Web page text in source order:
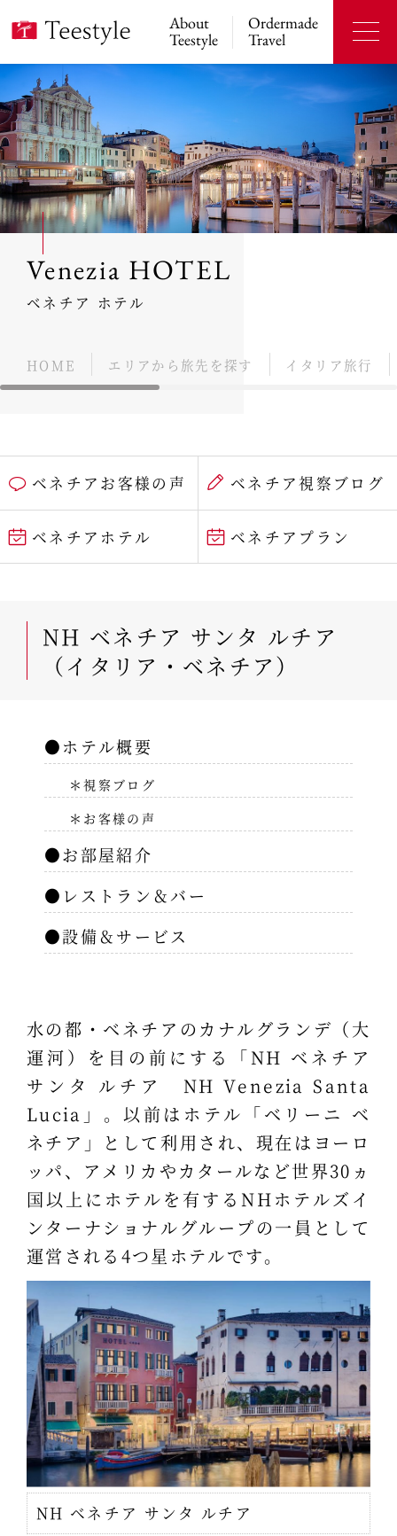
About
Teestyle
Ordermade
Travel
Venezia HOTEL
ベネチア ホテル
HOME エリアから旅先を探す イタリア旅行
ベネチアお客様の声 ベネチア視察ブログ
ベネチアホテル ベネチアプラン
NH ベネチア サンタ ルチア
（イタリア・ベネチア）
●ホテル概要
＊視察ブログ
＊お客様の声
●お部屋紹介
●レストラン＆バー
●設備＆サービス
水の都・ベネチアのカナルグランデ（大
運河）を目の前にする「NH ベネチア
サンタ ルチア NH Venezia Santa
Lucia」。以前はホテル「ベリーニ ベ
ネチア」として利用され、現在はヨーロ
ッパ、アメリカやカタールなど世界30ヵ
国以上にホテルを有するNHホテルズイ
ンターナショナルグループの一員として
運営される4つ星ホテルです。
NH ベネチア サンタ ルチア